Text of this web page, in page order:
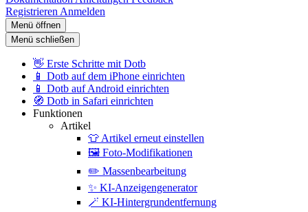
Registrieren Anmelden
Menü öffnen
Menü schließen
👋 Erste Schritte mit Dotb
📱 Dotb auf dem iPhone einrichten
📱 Dotb auf Android einrichten
🧭 Dotb in Safari einrichten
Funktionen
Artikel
👕 Artikel erneut einstellen
🖼️ Foto-Modifikationen
✏️ Massenbearbeitung
✨ KI-Anzeigengenerator
🪄 KI-Hintergrundentfernung